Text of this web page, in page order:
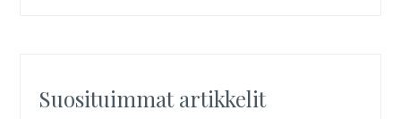
Suosituimmat artikkelit